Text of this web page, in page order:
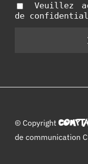
Veuillez
de
© Copyright
de communication